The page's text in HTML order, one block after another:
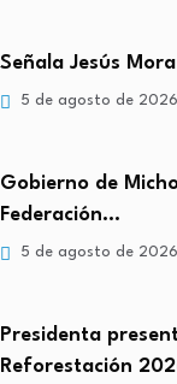
Señala Jesús
5 de agosto de 2026
Gobierno de
Federación…
5 de agosto de 2026
Presidenta
Reforestación